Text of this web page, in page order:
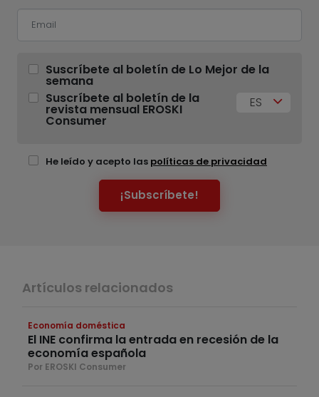
Suscríbete al boletín de Lo Mejor de la
semana
Suscríbete al boletín de la
revista mensual EROSKI
Consumer
ES
He leído y acepto las políticas de privacidad
¡Subscríbete!
Artículos relacionados
Economía doméstica
El INE confirma la entrada en recesión de la
economía española
Por EROSKI Consumer